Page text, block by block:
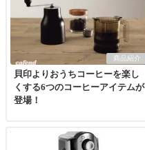
商品紹介
貝印よりおうちコーヒーを楽し
くする6つのコーヒーアイテムが
登場！